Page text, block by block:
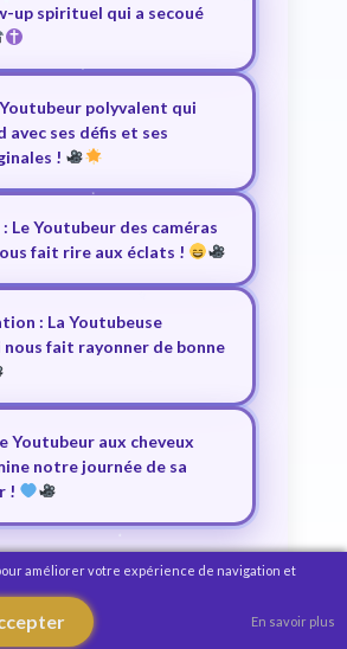
améliorer votre expérience de navigation et
En savoir plus
up spirituel qui a secoué
Youtubeur polyvalent qui
avec ses défis et ses
!
Le Youtubeur des caméras
fait rire aux éclats !
: La Youtubeuse
fait rayonner de bonne
Youtubeur aux cheveux
notre journée de sa
!